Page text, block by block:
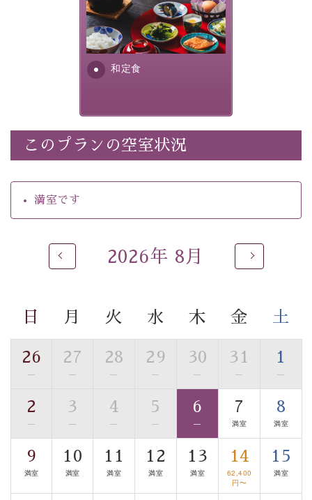
・個室料亭で個室食
・朝食はこだわりの味噌汁をはじめとした和定食
■お座敷風呂（大浴場）
温泉の成分に合わせ、防菌防カビの特殊素材の畳を使
※男性大浴場までのご移動には階段がございます。 予め
ご了承のほどお願いいたします。
貸切温泉風呂
（40分2000円）
眺望はございませんが、源泉掛け流しの温泉の質を楽し
■諏訪大社4社を巡る無料参拝バス
豊富な知識を持ったドライバー兼ガイドが諏訪大社をご
は【3日前まで】にお電話ください。
※交通規制などにより運行できない日がございます
※年末年始及び御柱祭前後は運行しておりません
以上がプラン内容です。
上諏訪温泉“しんゆ”なら諏訪大社など歴史ある諏訪の街
で心癒されます。
和定食
さっぱりとした和食膳に使わ
れる食材は、諏訪の名産品を
ふんだんに取り入れ、安心・
安全を心掛けた長野県産...
このプランの空室状況
満室です
2026年 8月
日 月 火 水 木 金 土
26
—
27
—
28
—
29
—
30
—
31
—
1
—
2
—
3
—
4
—
5
—
6
—
7
満室
8
満室
9
満室
10
満室
11
満室
12
満室
13
満室
14
62,400
円〜
15
満室